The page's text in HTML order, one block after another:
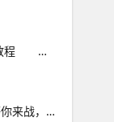
;狩游世界电脑版多开安装教程 狩游世界手游官网游戏介绍 狩游世界手游官网版是一款大型3D史诗级正统西方魔幻风格的角色扮演策略战斗类手游，游戏采用了极致的3D高清画质，360度无死角全屏视角体验，超大地图等
全屏视角体验，超大地图等你来战，史诗般的恢弘剧情，多人同屏交互，让你交友游戏两不误，感兴趣的朋友，赶紧来大干一场吧! 狩游世界手游官网特色 1、玩家可以组队与好友一起击杀史诗级BOSS; 2、炫酷华丽的特效技能，让你尽享爆屏的快感; 3、万人同屏跨服PK，激情对战让你乐享不停。